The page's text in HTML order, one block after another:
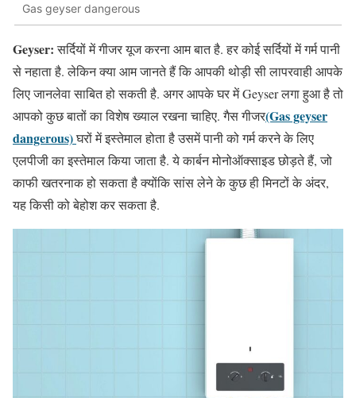
Gas geyser dangerous
Geyser:सर्दियों में गीजर यूज करना आम बात है. हर कोई सर्दियों में गर्म पानी
से नहाता है. लेकिन क्या आम जानते हैं कि आपकी थोड़ी सी लापरवाही आपके
लिए जानलेवा साबित हो सकती है. अगर आपके घर में Geyser लगा हुआ है तो
आपको कुछ बातों का विशेष ख्याल रखना चाहिए. गैस गीजर(Gas geyser
dangerous)घरों में इस्तेमाल होता है उसमें पानी को गर्म करने के लिए
एलपीजी का इस्तेमाल किया जाता है. ये कार्बन मोनोऑक्साइड छोड़ते हैं, जो
काफी खतरनाक हो सकता है क्योंकि सांस लेने के कुछ ही मिनटों के अंदर,
यह किसी को बेहोश कर सकता है.